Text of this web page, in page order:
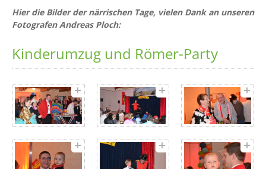
Hier die Bilder der närrischen Tage, vielen Dank an unseren
Fotografen Andreas Ploch:
Kinderumzug und Römer-Party